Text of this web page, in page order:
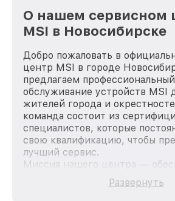
О нашем сервисном
MSI в Новосибирске
Добро пожаловать в
центр MSI в городе
предлагаем
обслуживание устройств MSI
жителей города и
команда состоит из
специалистов, которые
свою квалификацию, чтобы
лучший сервис.
Миссия нашего центра —
качественный и доступный
каждого пользователя
Развернуть